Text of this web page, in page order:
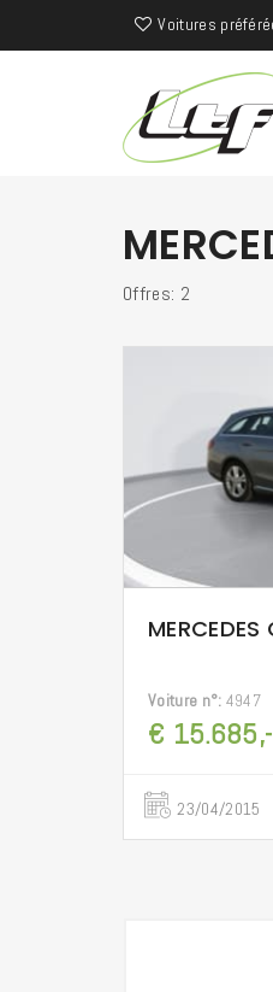
Voitures
Offres: 2
Voiture n°: 4947
€ 15.685,-
23/04/2015